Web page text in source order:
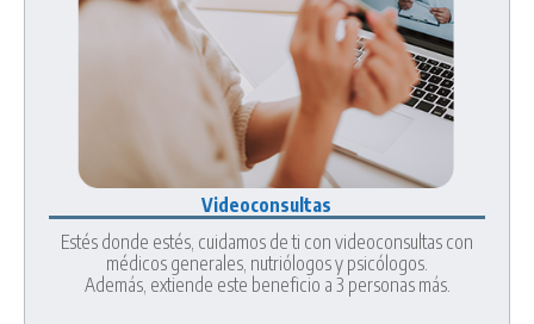
Videoconsultas
Estés donde estés, cuidamos de ti con videoconsultas con
médicos generales, nutriólogos y psicólogos.
Además, extiende este beneficio a 3 personas más.